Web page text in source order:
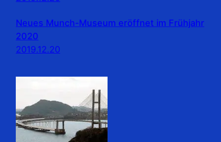
Neues Munch-Museum eröffnet im Frühjahr
2020
2019.12.20